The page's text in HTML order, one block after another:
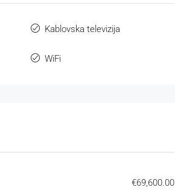
Kablovska televizija
WiFi
€69,600.00